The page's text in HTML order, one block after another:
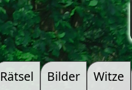
Rätsel Bilder
Witze